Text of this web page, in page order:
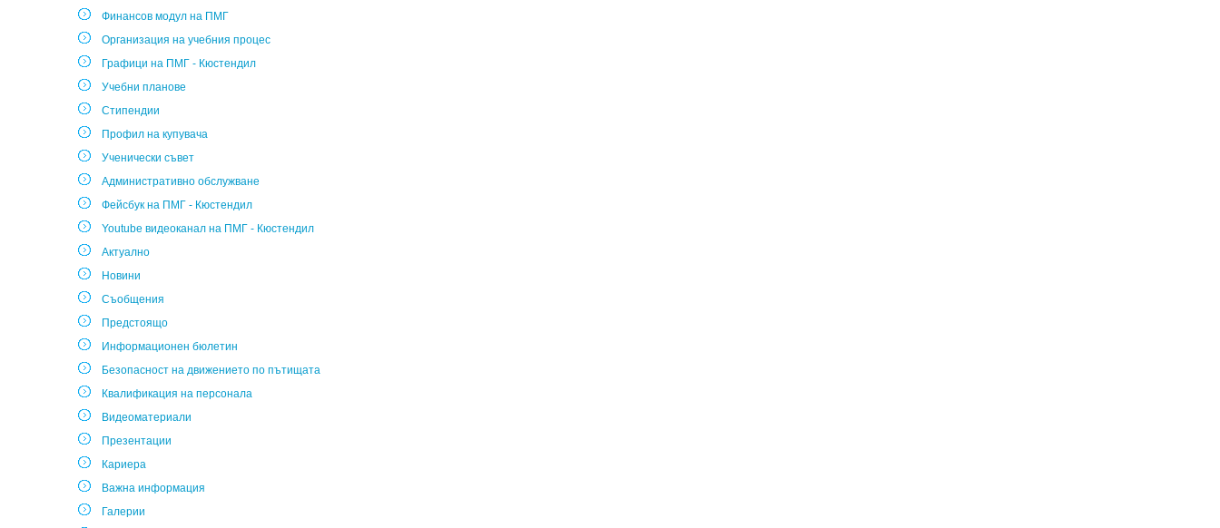
Финансов модул на ПМГ
Организация на учебния процес
Графици на ПМГ - Кюстендил
Учебни планове
Стипендии
Профил на купувача
Ученически съвет
Административно обслужване
Фейсбук на ПМГ - Кюстендил
Youtube видеоканал на ПМГ - Кюстендил
Актуално
Новини
Съобщения
Предстоящо
Информационен бюлетин
Безопасност на движението по пътищата
Квалификация на персонала
Видеоматериали
Презентации
Кариера
Важна информация
Галерии